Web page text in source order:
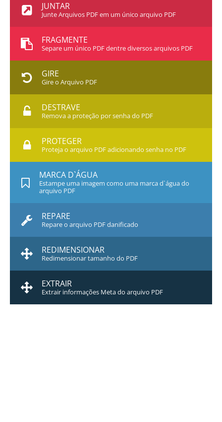
JUNTAR
Junte Arquivos PDF em um único arquivo PDF
FRAGMENTE
Separe um único PDF dentre diversos arquivos PDF
GIRE
Gire o Arquivo PDF
DESTRAVE
Remova a proteção por senha do PDF
PROTEGER
Proteja o arquivo PDF adicionando senha no PDF
MARCA D`ÁGUA
Estampe uma imagem como uma marca d`água do
arquivo PDF
REPARE
Repare o arquivo PDF danificado
REDIMENSIONAR
Redimensionar tamanho do PDF
EXTRAIR
Extrair informações Meta do arquivo PDF